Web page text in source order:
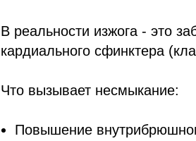
В реальности изжога - это
кардиального сфинктера
Что вызывает несмыкание:
Повышение